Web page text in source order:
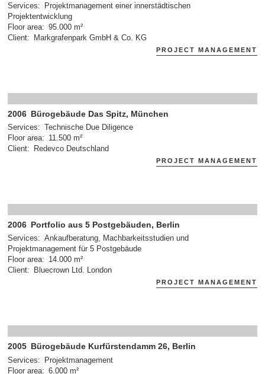
Services
Projektmanagement einer innerstädtischen
Projektentwicklung
Floor area
95.000 m²
Client
Markgrafenpark GmbH & Co. KG
PROJECT MANAGEMENT
2006 Bürogebäude Das Spitz, München
Services
Technische Due Diligence
Floor area
11.500 m²
Client
Redevco Deutschland
PROJECT MANAGEMENT
2006 Portfolio aus 5 Postgebäuden, Berlin
Services
Ankaufberatung, Machbarkeitsstudien und
Projektmanagement für 5 Postgebäude
Floor area
14.000 m²
Client
Bluecrown Ltd. London
PROJECT MANAGEMENT
2005 Bürogebäude Kurfürstendamm 26, Berlin
Services
Projektmanagement
Floor area
6.000 m²